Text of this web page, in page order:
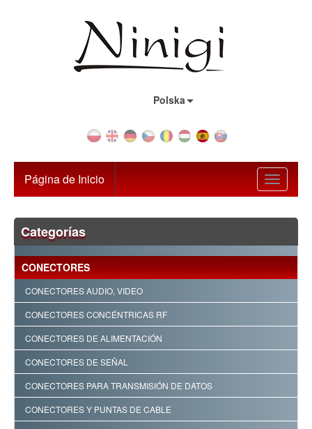
Polska
Toggle
Página de Inicio
Categorías
CONECTORES
CONECTORES AUDIO, VIDEO
CONECTORES CONCÉNTRICAS RF
CONECTORES DE ALIMENTACIÓN
CONECTORES DE SEÑAL
CONECTORES PARA TRANSMISIÓN DE DATOS
CONECTORES Y PUNTAS DE CABLE